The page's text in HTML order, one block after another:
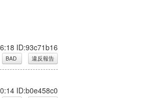
ID:93c71b16
ID:b0e458c0